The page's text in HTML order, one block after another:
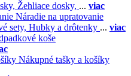
Žehliace dosky, ... viac
Náradie na upratovanie
sety, Hubky a drôtenky ... viac
koše
Nákupné tašky a košíky